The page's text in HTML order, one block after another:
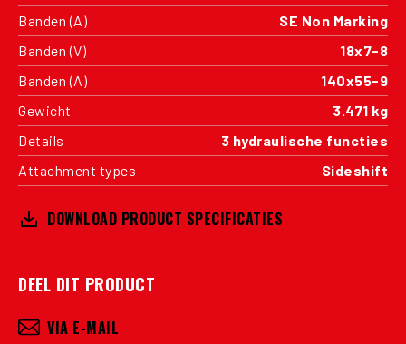
Banden (A)
SE Non Marking
Banden (V)
18x7-8
Banden (A)
140x55-9
Gewicht
3.471 kg
Details
3 hydraulische functies
Attachment types
Sideshift
DOWNLOAD PRODUCT SPECIFICATIES
DEEL DIT PRODUCT
VIA E-MAIL